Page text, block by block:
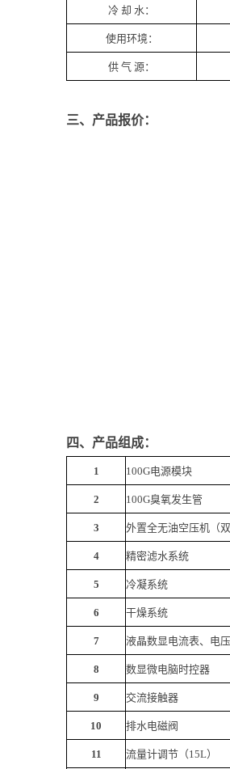
冷 却 水：
使用环境：
供 气 源：
三、产品报价：
四、产品组成：
1 100G电源模块
2 100G臭氧发生管
3 外置全无油空压机（双
4 精密滤水系统
5 冷凝系统
6 干燥系统
7 液晶数显电流表、 电
8 数显微电脑时控器
9 交流接触器
10 排水电磁阀
11 流量计调节 （15L）